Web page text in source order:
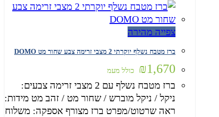
צפייה מהירה
ברז מטבח נשלף יוקרתי 2 מצבי זרימה צבע שחור מט DOMO
₪1,670 כולל מעמ
ברז מטבח נשלף עם 2 מצבי זרימה צבעים:
ניקל / ניקל מוברש / שחור מט / זהב מט מידות:
ראה שרטוט/מפרט ברז מצורף אספקה: משלוח